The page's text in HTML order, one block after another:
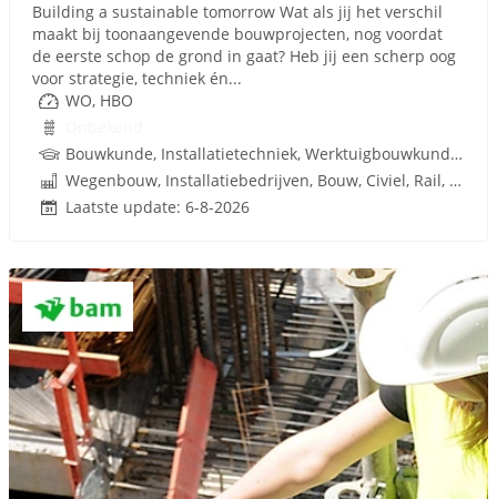
Building a sustainable tomorrow Wat als jij het verschil
maakt bij toonaangevende bouwprojecten, nog voordat
de eerste schop de grond in gaat? Heb jij een scherp oog
voor strategie, techniek én...
WO, HBO
Bouwkunde, Installatietechniek, Werktuigbouwkunde, Techniek
Wegenbouw, Installatiebedrijven, Bouw, Civiel, Rail, Infrastructuren
Laatste update: 6-8-2026